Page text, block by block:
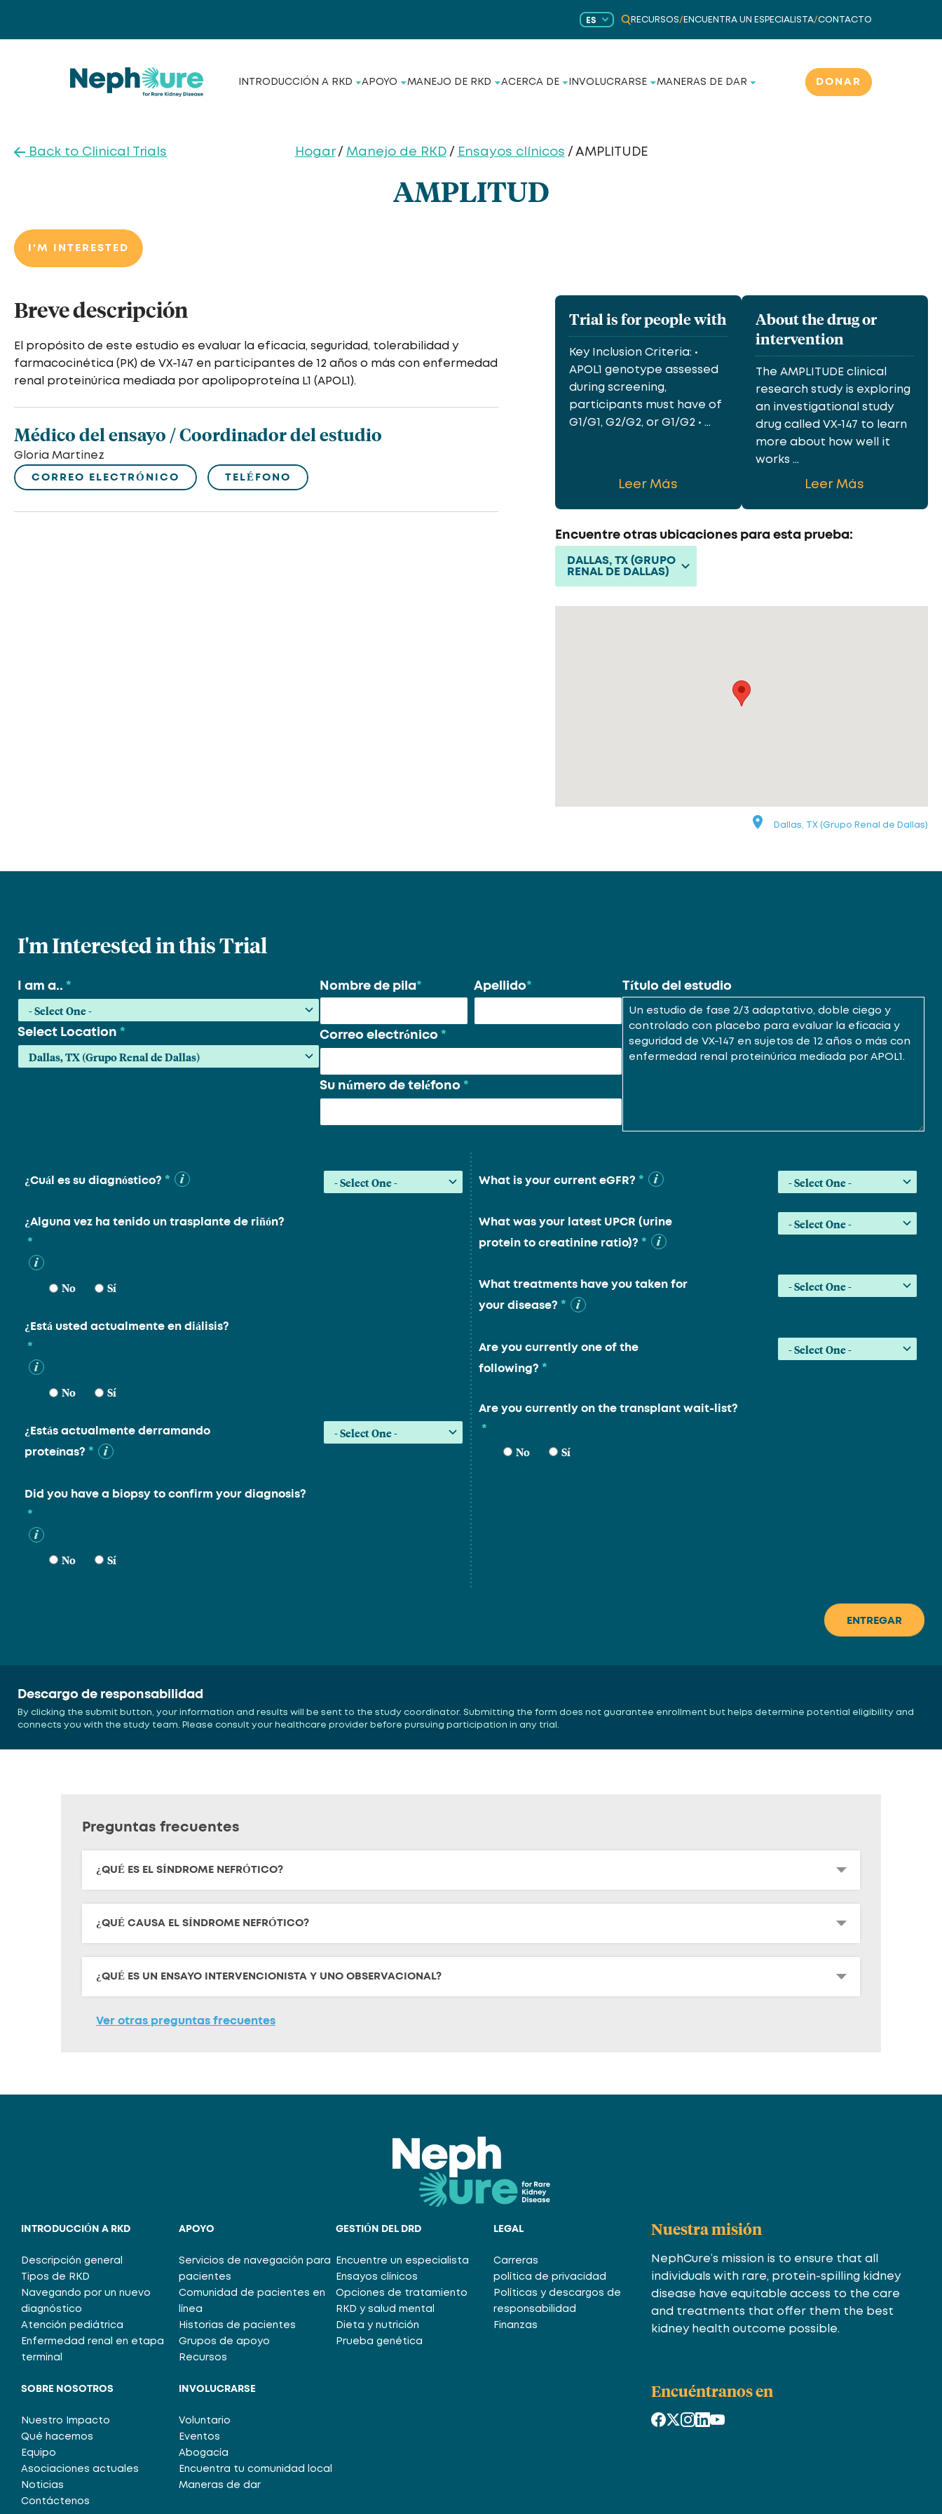
ES RECURSOS/ ENCUENTRA UN ESPECIALISTA/CONTACTO
INTRODUCCIÓN A RKD APOYO MANEJO DE RKD ACERCA DE INVOLUCRARSE MANERAS DE DAR DONAR
Back to Clinical Trials Hogar/ Manejo de RKD/ Ensayos clínicos / AMPLITUDE
AMPLITUD
I'M INTERESTED
Breve descripción
El propósito de este estudio es evaluar la eficacia, seguridad, tolerabilidad y
farmacocinética (PK) de VX-147 en participantes de 12 años o más con enfermedad
renal proteinúrica mediada por apolipoproteína L1 (APOL1).
Médico del ensayo / Coordinador del estudio
Gloria Martinez
CORREO ELECTRÓNICO TELÉFONO
Trial is for people with
Key Inclusion Criteria: •
APOL1 genotype assessed
during screening,
participants must have of
G1/G1, G2/G2, or G1/G2 • ...
Leer Más
About the drug or
intervention
The AMPLITUDE clinical
research study is exploring
an investigational study
drug called VX-147 to learn
more about how well it
works ...
Leer Más
Encuentre otras ubicaciones para esta prueba:
DALLAS, TX (GRUPO
RENAL DE DALLAS)
Dallas, TX (Grupo Renal de Dallas)
I'm Interested in this Trial
I am a.. *
Select Location *
Su
*
Nombre de pila* Apellido*
Correo electrónico *
Su número de teléfono *
Título del estudio
¿Cuál es su diagnóstico? *
¿Alguna vez ha tenido un trasplante de riñón?
*
No Sí
¿Está usted actualmente en diálisis?
*
No Sí
¿Estás actualmente derramando
proteínas? *
Did you have a biopsy to confirm your diagnosis?
*
No Sí
What is your current eGFR? *
What was your latest UPCR (urine
protein to creatinine ratio)? *
What treatments have you taken for
your disease? *
Are you currently one of the
following? *
Are you currently on the transplant wait-list?
*
No Sí
Descargo de responsabilidad
By clicking the submit button, your information and results will be sent to the study coordinator. Submitting the form does not guarantee enrollment but helps determine potential eligibility and
connects you with the study team. Please consult your healthcare provider before pursuing participation in any trial.
Preguntas frecuentes
¿QUÉ ES EL SÍNDROME NEFRÓTICO?
¿QUÉ CAUSA EL SÍNDROME NEFRÓTICO?
¿QUÉ ES UN ENSAYO INTERVENCIONISTA Y UNO OBSERVACIONAL?
Ver otras preguntas frecuentes
INTRODUCCIÓN A RKD
Descripción general
Tipos de RKD
Navegando por un nuevo
diagnóstico
Atención pediátrica
Enfermedad renal en etapa
terminal
APOYO
Servicios de navegación para
pacientes
Comunidad de pacientes en
línea
Historias de pacientes
Grupos de apoyo
Recursos
GESTIÓN DEL DRD
Encuentre un especialista
Ensayos clínicos
Opciones de tratamiento
RKD y salud mental
Dieta y nutrición
Prueba genética
LEGAL
Carreras
política de privacidad
Políticas y descargos de
responsabilidad
Finanzas
SOBRE NOSOTROS
Nuestro Impacto
Qué hacemos
Equipo
Asociaciones actuales
Noticias
Contáctenos
INVOLUCRARSE
Voluntario
Eventos
Abogacía
Encuentra tu comunidad local
Maneras de dar
Nuestra misión
NephCure’s mission is to ensure that all
individuals with rare, protein-spilling kidney
disease have equitable access to the care
and treatments that offer them the best
kidney health outcome possible.
Encuéntranos en